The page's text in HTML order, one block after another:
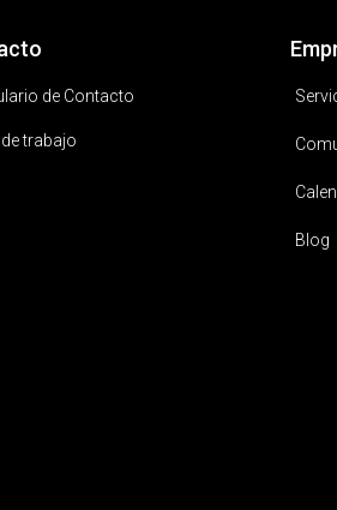
de Contacto
trabajo
Blog